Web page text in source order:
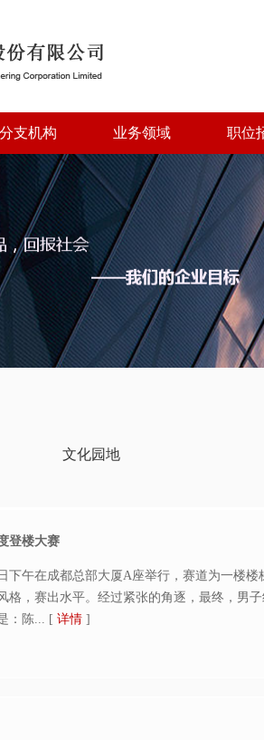
分支机构 业务领域 职位
文化园地
登楼大赛
下午在成都总部大厦A座举行，赛道为一楼
格，赛出水平。经过紧张的角逐，最终，男
：陈... [ 详情 ]